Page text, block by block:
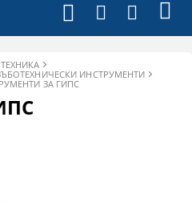
ИНСТРУМЕНТИ
ЗА ГИПС